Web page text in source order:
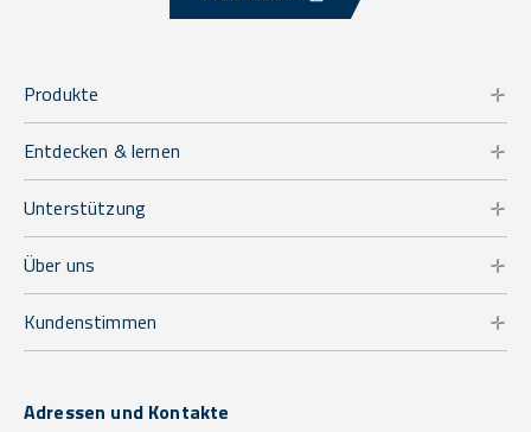
Produkte
Entdecken & lernen
Unterstützung
Über uns
Kundenstimmen
Adressen und Kontakte